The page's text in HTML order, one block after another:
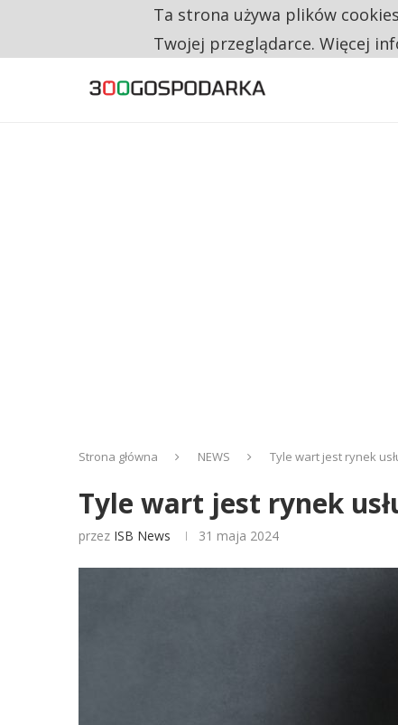
NA JEDEN WAKAT PRZYPADAJĄ 62
Strona główna NEWS Tyle wart jest rynek
Tyle wart jest rynek
przez ISB News 31 maja 2024
Ta strona używa plików
Twojej przeglądarce. Więcej